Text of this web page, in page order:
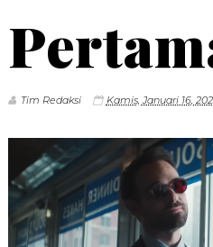
Tim Redaksi Kamis, Januari 16,